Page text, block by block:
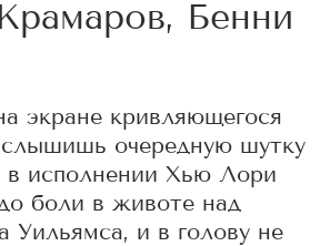
Бенни
экране кривляющегося
очередную шутку
в исполнении Хью Лори
боли в животе над
Уильямса, и в голову не